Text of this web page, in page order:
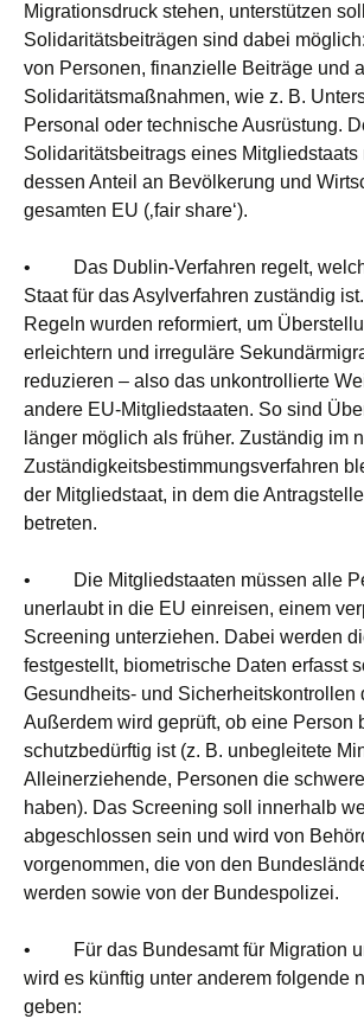
Migrationsdruck stehen, unterstützen
Solidaritätsbeiträgen sind dabei
von Personen, finanzielle Beiträge und
Solidaritätsmaßnahmen, wie z. B.
Personal oder technische Ausrüstung.
Solidaritätsbeitrags eines Mitgliedstaats
dessen Anteil an Bevölkerung und
gesamten EU (‚fair share‘).
• Das Dublin-Verfahren regelt,
Staat für das Asylverfahren zuständig
Regeln wurden reformiert, um
erleichtern und irreguläre
reduzieren – also das unkontrollierte
andere EU-Mitgliedstaaten. So sind
länger möglich als früher. Zuständig im
Zuständigkeitsbestimmungsverfahren
der Mitgliedstaat, in dem die
betreten.
• Die Mitgliedstaaten müssen alle
unerlaubt in die EU einreisen, einem
Screening unterziehen. Dabei werden
festgestellt, biometrische Daten erfasst
Gesundheits- und Sicherheitskontrollen
Außerdem wird geprüft, ob eine Person
schutzbedürftig ist (z. B. unbegleitete
Alleinerziehende, Personen die
haben). Das Screening soll innerhalb
abgeschlossen sein und wird von
vorgenommen, die von den
werden sowie von der Bundespolizei.
• Für das Bundesamt für Migration
wird es künftig unter anderem folgende
geben: